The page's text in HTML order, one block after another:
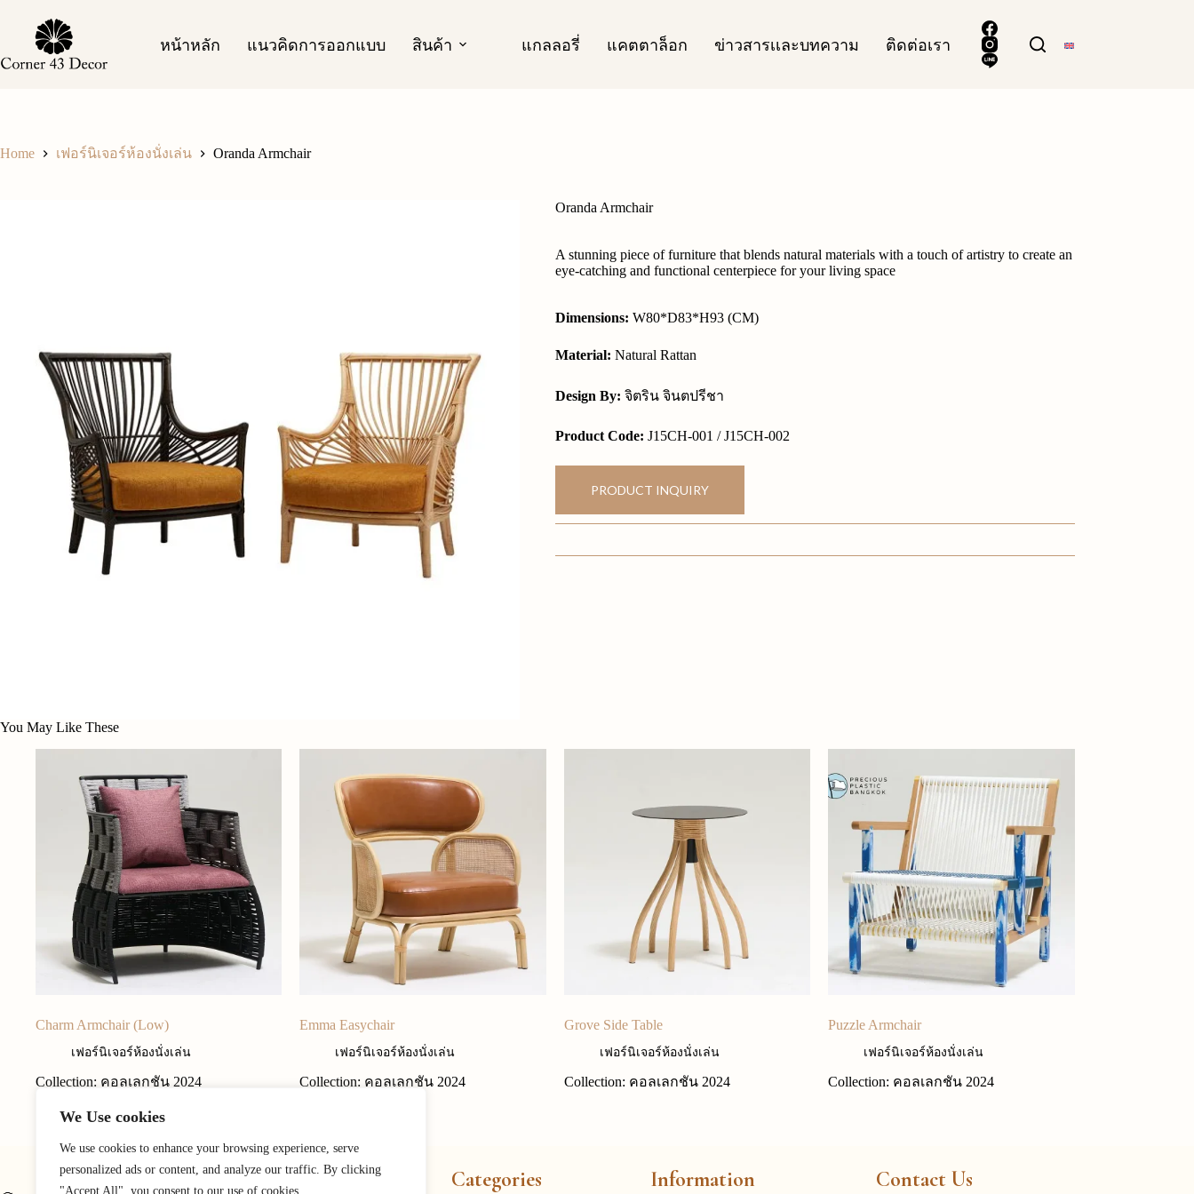
We Use cookies
We use cookies to enhance your browsing experience, serve
personalized ads or content, and analyze our traffic. By clicking
"Accept All", you consent to our use of cookies.
content
หน้าหลัก แนวคิดการออกแบบ สินค้า แกลลอรี่ แคตตาล็อก ข่าวสารเเละบทความ ติดต่อเรา
Home เฟอร์นิเจอร์ห้องนั่งเล่น Oranda Armchair
Oranda Armchair
A stunning piece of furniture that blends natural materials with a touch of artistry to create an
eye-catching and functional centerpiece for your living space
Dimensions: W80*D83*H93 (CM)
Material: Natural Rattan
Design By: จิตริน จินตปรีชา
Product Code: J15CH-001 / J15CH-002
PRODUCT INQUIRY
You May Like These
Charm Armchair (Low)
เฟอร์นิเจอร์ห้องนั่งเล่น
Collection: คอลเลกชัน 2024
Emma Easychair
เฟอร์นิเจอร์ห้องนั่งเล่น
Collection: คอลเลกชัน 2024
Grove Side Table
เฟอร์นิเจอร์ห้องนั่งเล่น
Collection: คอลเลกชัน 2024
Puzzle Armchair
เฟอร์นิเจอร์ห้องนั่งเล่น
Collection: คอลเลกชัน 2024
Categories Information Contact Us